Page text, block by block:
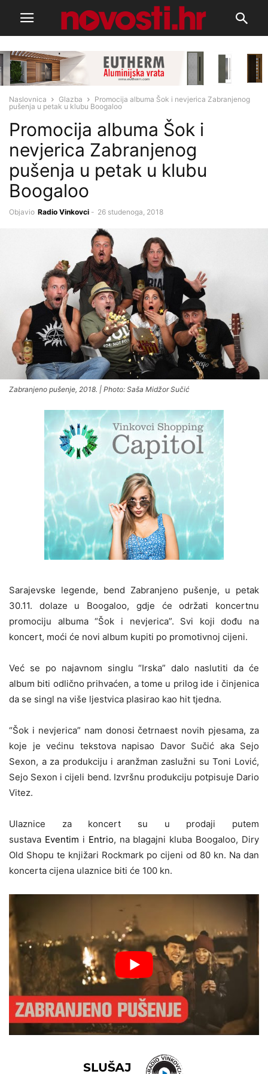
Naslovnica Glazba
Promocija albuma Šok i nevjerica Zabranjenog
pušenja u petak u klubu Boogaloo
Promocija albuma Šok i
nevjerica Zabranjenog
pušenja u petak u klubu
Boogaloo
Objavio Radio Vinkovci - 26 studenoga, 2018
Zabranjeno pušenje, 2018. | Photo: Saša Midžor Sučić
Sarajevske legende, bend Zabranjeno pušenje, u petak
30.11. dolaze u Boogaloo, gdje će održati koncertnu
promociju albuma “Šok i nevjerica”. Svi koji dođu na
koncert, moći će novi album kupiti po promotivnoj cijeni.
Već se po najavnom singlu “Irska” dalo naslutiti da će
album biti odlično prihvaćen, a tome u prilog ide i činjenica
da se singl na više ljestvica plasirao kao hit tjedna.
“Šok i nevjerica” nam donosi četrnaest novih pjesama, za
koje je većinu tekstova napisao Davor Sučić aka Sejo
Sexon, a za produkciju i aranžman zaslužni su Toni Lović,
Sejo Sexon i cijeli bend. Izvršnu produkciju potpisuje Dario
Vitez.
Ulaznice za koncert su u prodaji putem
sustava Eventim i Entrio, na blagajni kluba Boogaloo, Diry
Old Shopu te knjižari Rockmark po cijeni od 80 kn. Na dan
koncerta cijena ulaznice biti će 100 kn.